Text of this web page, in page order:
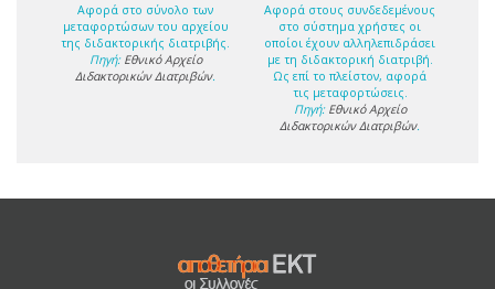
Αφορά στο σύνολο των
μεταφορτώσων του αρχείου
της διδακτορικής διατριβής.
Πηγή: Εθνικό Αρχείο
Διδακτορικών Διατριβών.
Αφορά στους συνδεδεμένους
στο σύστημα χρήστες οι
οποίοι έχουν αλληλεπιδράσει
με τη διδακτορική διατριβή.
Ως επί το πλείστον, αφορά
τις μεταφορτώσεις.
Πηγή: Εθνικό Αρχείο
Διδακτορικών Διατριβών.